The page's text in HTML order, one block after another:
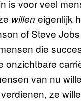
is voor veel
willen eigenlijk
of Steve
die
onzichtbare
van nu
ze